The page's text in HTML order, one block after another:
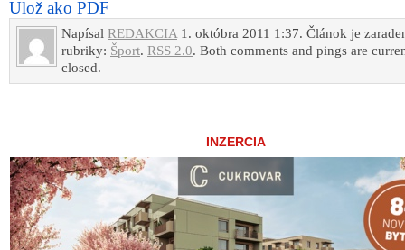
Ulož ako PDF
Napísal REDAKCIA1. októbra 2011 1:37. Článok je
rubriky: Šport. RSS 2.0. Both comments and pings are
closed.
INZERCIA